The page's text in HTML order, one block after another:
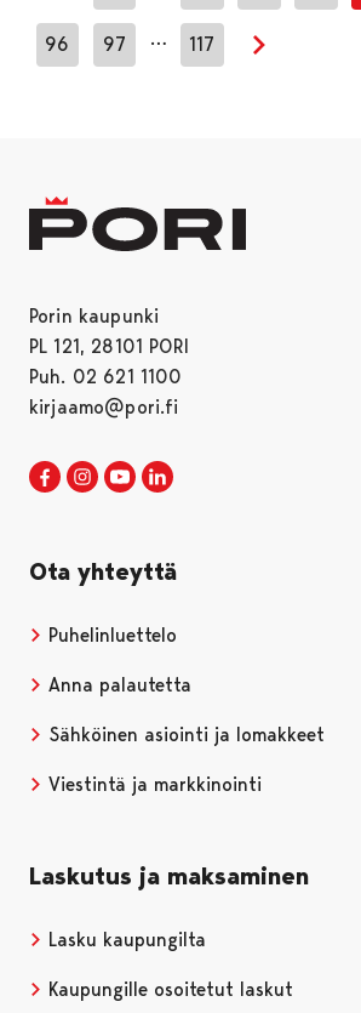
96 97 … 117
Seuraava
Porin kaupunki
PL 121, 28101 PORI
Puh. 02 621 1100
kirjaamo@pori.fi
Porin kaupunki Facebookissa
Avautuu uudessa välilehdessä
Porin kaupunki Instagramissa
Avautuu uudessa välilehdessä
Porin kaupunki Youtubessa
Avautuu uudessa
Ota yhteyttä
Puhelinluettelo
Anna palautetta
Sähköinen asiointi ja lomakkeet
Viestintä ja markkinointi
Laskutus ja maksaminen
Lasku kaupungilta
Kaupungille osoitetut laskut